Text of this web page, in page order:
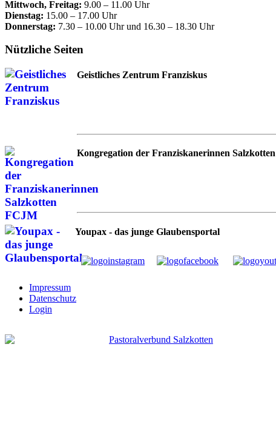
Mittwoch, Freitag: 9.00 – 11.00 Uhr
Dienstag: 15.00 – 17.00 Uhr
Donnerstag: 7.30 – 10.00 Uhr und 16.30 – 18.30 Uhr
Nützliche Seiten
Geistliches Zentrum Franziskus
Kongregation der Franziskanerinnen Salzkotten
Youpax - das junge Glaubensportal
Impressum
Datenschutz
Login